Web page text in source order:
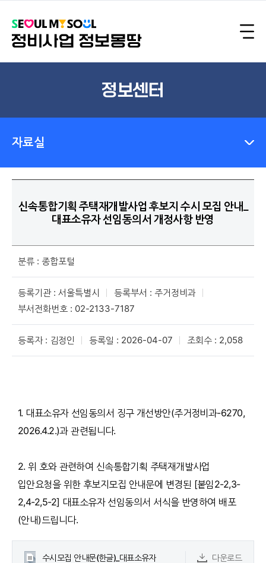
정보센터
자료실
신속통합기획 주택재개발사업 후보지 수시 모집 안내_
대표소유자 선임동의서 개정사항 반영
분류 : 종합포털
등록기관 : 서울특별시
등록부서 : 주거정비과
부서전화번호 : 02-2133-7187
등록자 : 김정인 등록일 : 2026-04-07 조회수 : 2,058
1. 대표소유자 선임동의서 징구 개선방안(주거정비과-6270,
2026.4.2.)과 관련됩니다.
2. 위 호와 관련하여 신속통합기획 주택재개발사업
입안요청을 위한 후보지모집 안내문에 변경된 [붙임2-2,3-
2,4-2,5-2] 대표소유자 선임동의서 서식을 반영하여 배포
(안내)드립니다.
수시모집 안내문(한글)_대표소유자
다운로드